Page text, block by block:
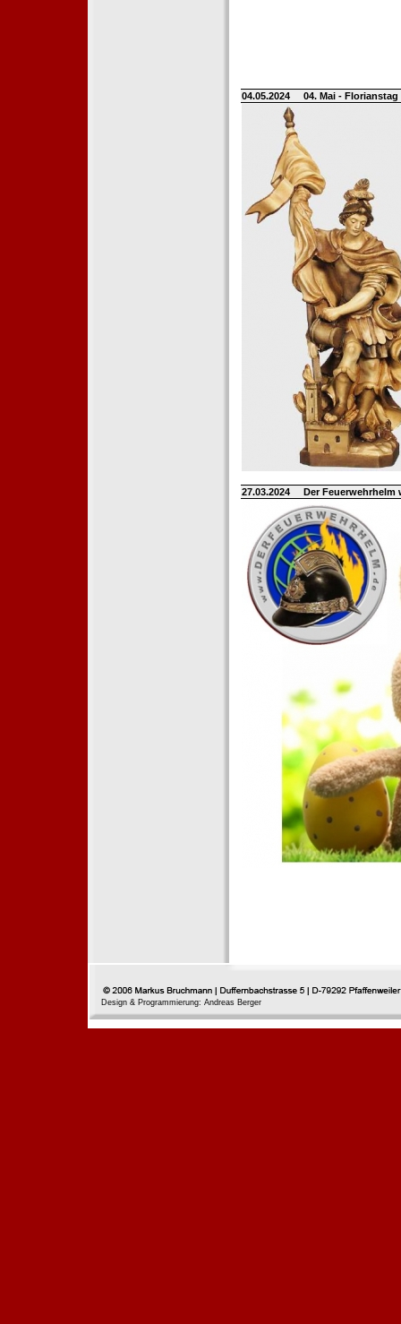
04.05.2024 04. Mai -
27.03.2024 Der
Design & Programmierung: Andreas Berger